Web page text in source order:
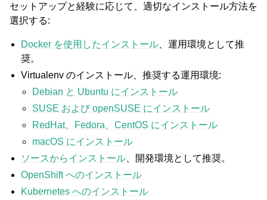
セットアップと経験に応じて、適切なインストール方法を
選択する:
Docker を使用したインストール 、運用環境として推
奨。
Virtualenv のインストール、推奨する運用環境:
Debian と Ubuntu にインストール
SUSE および openSUSE にインストール
RedHat、Fedora、CentOS にインストール
macOS にインストール
ソースからインストール 、開発環境として推奨。
OpenShift へのインストール
Kubernetes へのインストール